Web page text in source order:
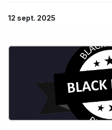
12 sept. 2025